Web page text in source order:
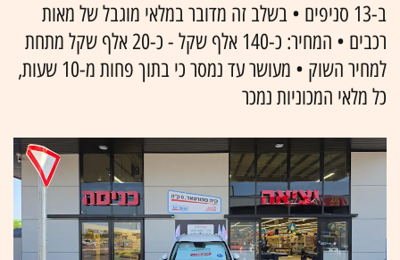
ב-13 סניפים • בשלב זה מדובר במלאי מוגבל של מאות
רכבים • המחיר: כ-140 אלף שקל - כ-20 אלף שקל מתחת
למחיר השוק • מעושר עד נמסר כי בתוך פחות מ-10 שעות,
כל מלאי המכוניות נמכר